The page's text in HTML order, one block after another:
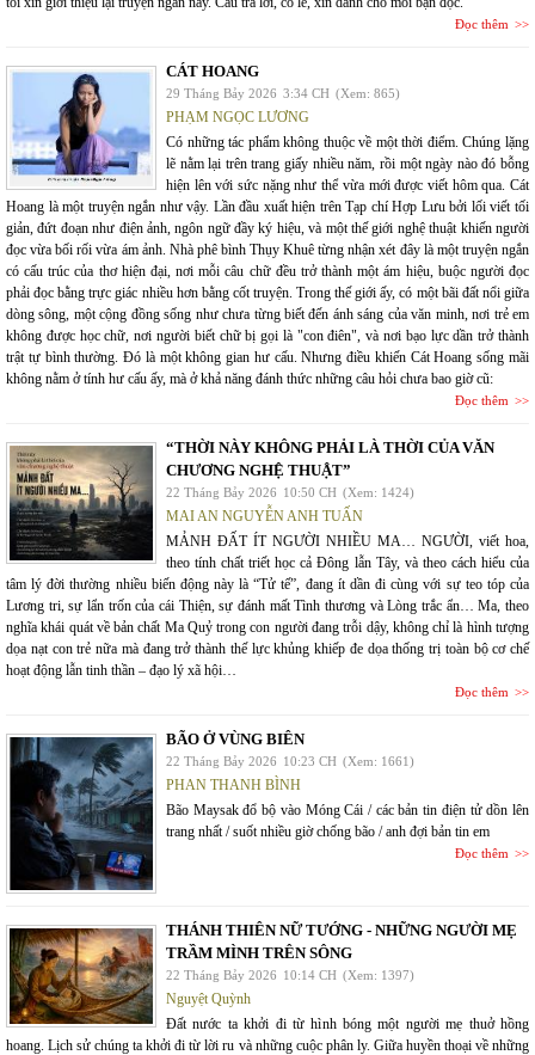
Đọc thêm
CÁT HOANG
29 Tháng Bảy 2026 3:34 CH (Xem: 865)
PHẠM NGỌC LƯƠNG
Có những tác phẩm không thuộc về một thời điểm. Chúng lặng
lẽ nằm lại trên trang giấy nhiều năm, rồi một ngày nào đó bỗng
hiện lên với sức nặng như thể vừa mới được viết hôm qua. Cát
Hoang là một truyện ngắn như vậy. Lần đầu xuất hiện trên Tạp chí Hợp Lưu bởi lối viết tối
giản, đứt đoạn như điện ảnh, ngôn ngữ đầy ký hiệu, và một thế giới nghệ thuật khiến người
đọc vừa bối rối vừa ám ảnh. Nhà phê bình Thụy Khuê từng nhận xét đây là một truyện ngắn
có cấu trúc của thơ hiện đại, nơi mỗi câu chữ đều trở thành một ám hiệu, buộc người đọc
phải đọc bằng trực giác nhiều hơn bằng cốt truyện. Trong thế giới ấy, có một bãi đất nổi giữa
dòng sông, một cộng đồng sống như chưa từng biết đến ánh sáng của văn minh, nơi trẻ em
không được học chữ, nơi người biết chữ bị gọi là "con điên", và nơi bạo lực dần trở thành
trật tự bình thường. Đó là một không gian hư cấu. Nhưng điều khiến Cát Hoang sống mãi
không nằm ở tính hư cấu ấy, mà ở khả năng đánh thức những câu hỏi chưa bao giờ cũ:
Đọc thêm
“THỜI NÀY KHÔNG PHẢI LÀ THỜI CỦA VĂN
CHƯƠNG NGHỆ THUẬT”
22 Tháng Bảy 2026 10:50 CH (Xem: 1424)
MAI AN NGUYỄN ANH TUẤN
MẢNH ĐẤT ÍT NGƯỜI NHIỀU MA… NGƯỜI, viết hoa,
theo tính chất triết học cả Đông lẫn Tây, và theo cách hiểu của
tâm lý đời thường nhiều biến động này là “Tử tế”, đang ít dần đi cùng với sự teo tóp của
Lương tri, sự lẩn trốn của cái Thiện, sự đánh mất Tình thương và Lòng trắc ẩn… Ma, theo
nghĩa khái quát về bản chất Ma Quỷ trong con người đang trỗi dậy, không chỉ là hình tượng
dọa nạt con trẻ nữa mà đang trở thành thế lực khủng khiếp đe dọa thống trị toàn bộ cơ chế
hoạt động lẫn tinh thần – đạo lý xã hội…
Đọc thêm
BÃO Ở VÙNG BIÊN
22 Tháng Bảy 2026 10:23 CH (Xem: 1661)
PHAN THANH BÌNH
Bão Maysak đổ bộ vào Móng Cái / các bản tin điện tử dồn lên
trang nhất / suốt nhiều giờ chống bão / anh đợi bản tin em
Đọc thêm
THÁNH THIÊN NỮ TƯỚNG - NHỮNG NGƯỜI MẸ
TRẦM MÌNH TRÊN SÔNG
22 Tháng Bảy 2026 10:14 CH (Xem: 1397)
Nguyệt Quỳnh
Đất nước ta khởi đi từ hình bóng một người mẹ thuở hồng
hoang. Lịch sử chúng ta khởi đi từ lời ru và những cuộc phân ly. Giữa huyền thoại về những